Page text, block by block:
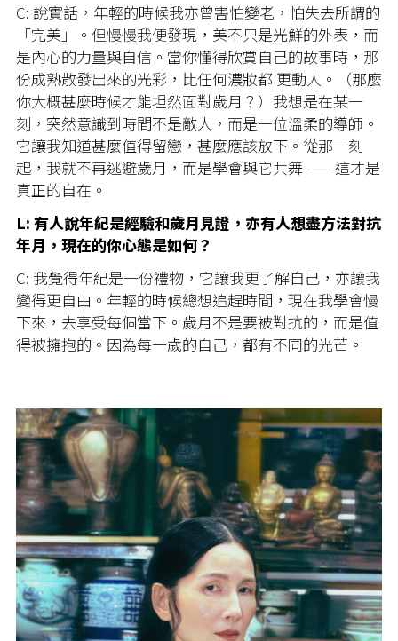
C: 說實話，年輕的時候我亦曾害怕變老，怕失去所謂的
「完美」。但慢慢我便發現，美不只是光鮮的外表，而
是內心的力量與自信。當你懂得欣賞自己的故事時，那
份成熟散發出來的光彩，比任何濃妝都 更動人。（那麼
你大概甚麼時候才能坦然面對歲月？）我想是在某一
刻，突然意識到時間不是敵人，而是一位溫柔的導師。
它讓我知道甚麼值得留戀，甚麼應該放下。從那一刻
起，我就不再逃避歲月，而是學會與它共舞 —— 這才是
真正的自在。
L: 有人說年紀是經驗和歲月見證，亦有人想盡方法對抗
年月，現在的你心態是如何？
C: 我覺得年紀是一份禮物，它讓我更了解自己，亦讓我
變得更自由。年輕的時候總想追趕時間，現在我學會慢
下來，去享受每個當下。歲月不是要被對抗的，而是值
得被擁抱的。因為每一歲的自己，都有不同的光芒。